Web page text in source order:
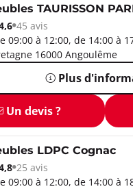
TAURISSON
45 avis
09:00 à 12:00, de 14:00 à
16000 Angoulême
Plus
Un devis ?
LDPC Cognac
25 avis
09:00 à 12:00, de 14:00 à